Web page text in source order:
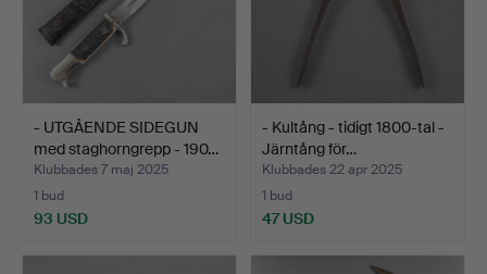
- UTGÅENDE SIDEGUN
med staghorngrepp - 190…
Klubbades 7 maj 2025
1 bud
93 USD
- Kultång - tidigt 1800-tal -
Järntång för…
Klubbades 22 apr 2025
1 bud
47 USD